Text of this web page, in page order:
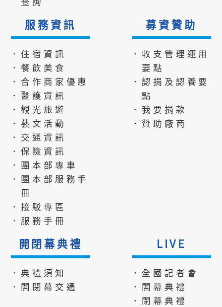
服務資訊
．住宿資訊
．餐飲美食
．合作商家優惠
．醫護資訊
．觀光旅遊
．藝文活動
．交通資訊
．保險資訊
．團本部專車
．團本部服務手
冊
．接駁專區
．服務手冊
募資贊助
．收支管理運用
要點
．認捐及認養要
點
．我要捐款
．贊助廠商
開閉幕典禮
．典禮須知
．開閉幕交通
LIVE
．全國記者會
．開幕典禮
．閉幕典禮